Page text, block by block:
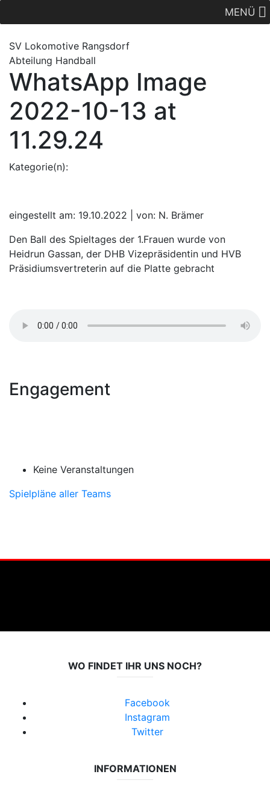
MENÜ
SV Lokomotive Rangsdorf
Abteilung Handball
WhatsApp Image
2022-10-13 at
11.29.24
Kategorie(n):
eingestellt am: 19.10.2022 | von: N. Brämer
Den Ball des Spieltages der 1.Frauen wurde von
Heidrun Gassan, der DHB Vizepräsidentin und HVB
Präsidiumsvertreterin auf die Platte gebracht
Engagement
Keine Veranstaltungen
Spielpläne aller Teams
WO FINDET IHR UNS NOCH?
Facebook
Instagram
Twitter
INFORMATIONEN